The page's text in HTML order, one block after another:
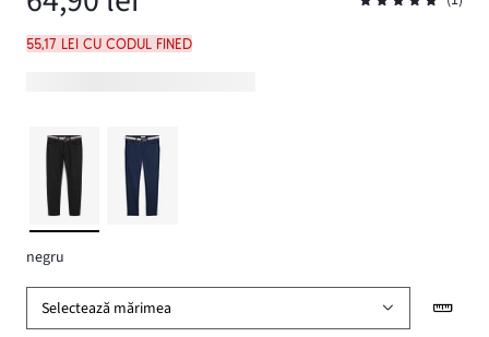
55,17 lei cu codul FINED
negru
Selectează mărimea